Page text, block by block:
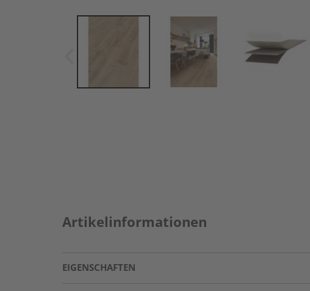
Artikelinformationen
EIGENSCHAFTEN